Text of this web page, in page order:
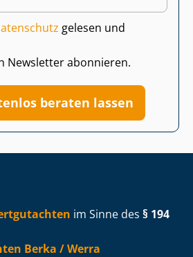
gelesen und
Newsletter abonnieren.
beraten lassen
im Sinne des § 194
Berka / Werra